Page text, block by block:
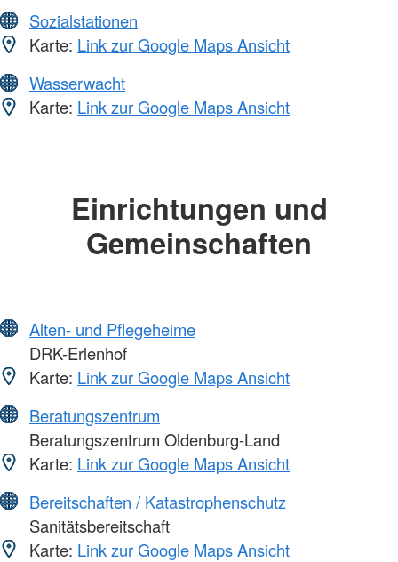
Sozialstationen
Karte: Link zur Google Maps Ansicht
Wasserwacht
Karte: Link zur Google Maps Ansicht
Einrichtungen und
Gemeinschaften
Alten- und Pflegeheime
DRK-Erlenhof
Karte: Link zur Google Maps Ansicht
Beratungszentrum
Beratungszentrum Oldenburg-Land
Karte: Link zur Google Maps Ansicht
Bereitschaften / Katastrophenschutz
Sanitätsbereitschaft
Karte: Link zur Google Maps Ansicht